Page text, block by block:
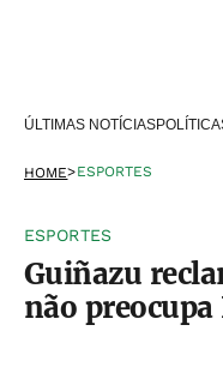
ÚLTIMAS NOTÍCIASPOLÍTICA
HOME>ESPORTES
ESPORTES
Guiñazu
não